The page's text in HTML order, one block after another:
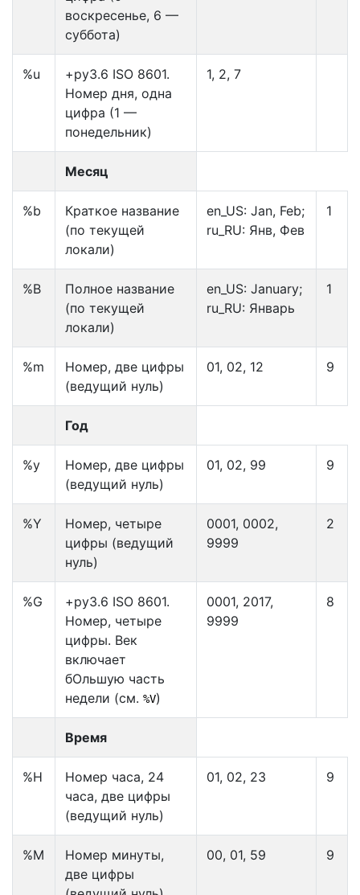
воскресенье, 6 —
суббота)
%u
+py3.6 ISO 8601.
Номер дня, одна
цифра (1 —
понедельник)
1, 2, 7
Месяц
%b
Краткое название
(по текущей
локали)
en_US: Jan, Feb;
ru_RU: Янв, Фев
1
%B
Полное название
(по текущей
локали)
en_US: January;
ru_RU: Январь
1
%m
Номер, две цифры
(ведущий нуль)
01, 02, 12 9
Год
%y
Номер, две цифры
(ведущий нуль)
01, 02, 99 9
%Y
Номер, четыре
цифры (ведущий
нуль)
0001, 0002,
9999
2
%G
+py3.6 ISO 8601.
Номер, четыре
цифры. Век
включает
бОльшую часть
недели (см. %V)
0001, 2017,
9999
8
Время
%H
Номер часа, 24
часа, две цифры
(ведущий нуль)
01, 02, 23 9
%M
Номер минуты,
две цифры
00, 01, 59 9